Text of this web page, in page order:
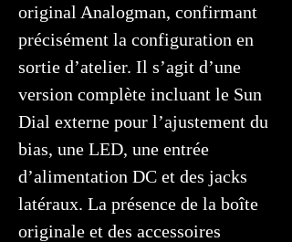
original Analogman, confirmant
précisément la configuration en
sortie d’atelier. Il s’agit d’une
version complète incluant le Sun
Dial externe pour l’ajustement du
bias, une LED, une entrée
d’alimentation DC et des jacks
latéraux. La présence de la boîte
originale et des accessoires